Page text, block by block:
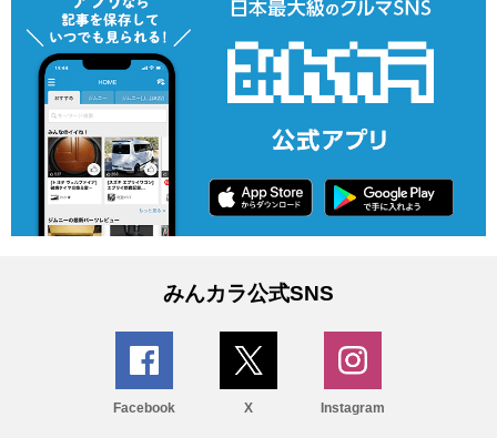
みんカラ公式SNS
Facebook X Instagram